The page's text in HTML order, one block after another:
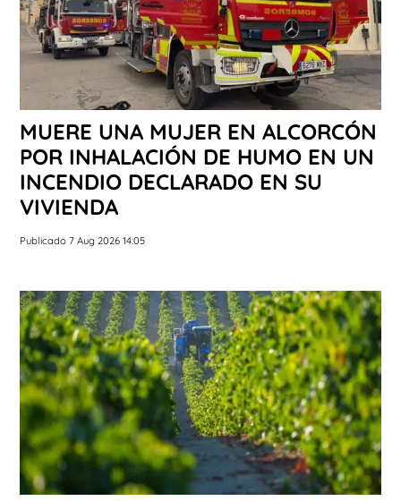
MUERE UNA MUJER EN ALCORCÓN
POR INHALACIÓN DE HUMO EN UN
INCENDIO DECLARADO EN SU
VIVIENDA
Publicado 7 Aug 2026 14:05